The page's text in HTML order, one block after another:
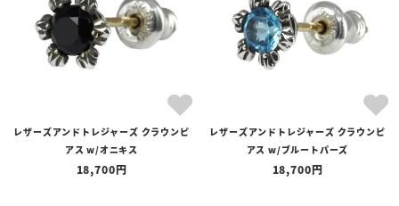
レザーズアンドトレジャーズ クラウンピ
アス w/オニキス
18,700
レザーズアンドトレジャーズ クラウンピ
アス w/ブルートパーズ
18,700